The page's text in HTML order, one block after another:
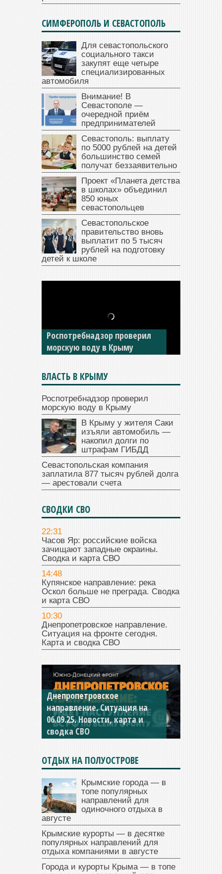
СИМФЕРОПОЛЬ И СЕВАСТОПОЛЬ
Для севастопольского
социального такси
закупят еще четыре
специализированных
автомобиля
Внимание! В
Севастополе —
очередной приём
предпринимателей
Севастополь: выплату
по 5000 рублей на детей
большинство семей
получат беззаявительно
Проект «Планета детства
в школах» объединил
850 юных
севастопольцев
Севастопольское
правительство вновь
выплатит по 5 тысяч
рублей на подготовку
детей к школе
Роспотребнадзор проверил
морскую воду в Крыму
В Крыму у жителя Саки
изъяли автомобиль —
накопил долги по штрафам
ГИБДД
ВЛАСТЬ В КРЫМУ
Роспотребнадзор проверил
морскую воду в Крыму
В Крыму у жителя Саки
изъяли автомобиль —
накопил долги по
штрафам ГИБДД
Севастопольская компания
заплатила 877 тысяч рублей долга
— арестовали счета
СВОДКИ СВО
22:31
Часов Яр: российские войска
зачищают западные окраины.
Сводка и карта СВО
14:48
Купянское направление: река
Оскол больше не преграда. Сводка
и карта СВО
10:30
Днепропетровское направление.
Ситуация на фронте сегодня.
Карта и сводка СВО
Днепропетровское
направление. Ситуация на
06.09.25. Новости, карта и
сводка СВО
Константиновское
направление. Ситуация на
04.09.25 Новости, карта и
сводка СВО
ОТДЫХ НА ПОЛУОСТРОВЕ
Крымские города — в
топе популярных
направлений для
одиночного отдыха в
августе
Крымские курорты — в десятке
популярных направлений для
отдыха компаниями в августе
Города и курорты Крыма — в топе